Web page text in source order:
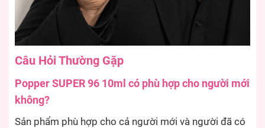
Câu Hỏi Thường Gặp
Popper SUPER 96 10ml có phù hợp cho người mới
không?
Sản phẩm phù hợp cho cả người mới và người đã có